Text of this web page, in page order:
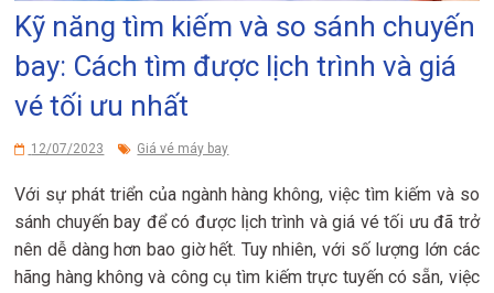
Kỹ năng tìm kiếm và so sánh chuyến
bay: Cách tìm được lịch trình và giá
vé tối ưu nhất
12/07/2023 Giá vé máy bay
Với sự phát triển của ngành hàng không, việc tìm kiếm và so
sánh chuyến bay để có được lịch trình và giá vé tối ưu đã trở
nên dễ dàng hơn bao giờ hết. Tuy nhiên, với số lượng lớn các
hãng hàng không và công cụ tìm kiếm trực tuyến có sẵn, việc